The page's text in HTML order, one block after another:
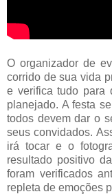
O organizador de
corrido de sua vida
e verifica tudo para
planejado. A festa
todos devem dar o
seus convidados.
irá tocar e o
resultado positivo
foram verificados
repleta de emoções